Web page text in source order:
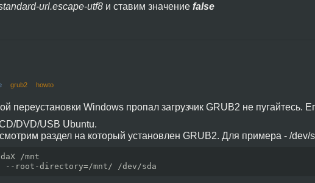
url.escape-utf8 и ставим значение false
grub2 howto
переустановки Windows пропал загрузчик GRUB2 не пугайтесь.
DVD/USB Ubuntu.
раздел на который установлен GRUB2. Для примера - /dev/
/
--root-directory=/mnt/ /dev/sda